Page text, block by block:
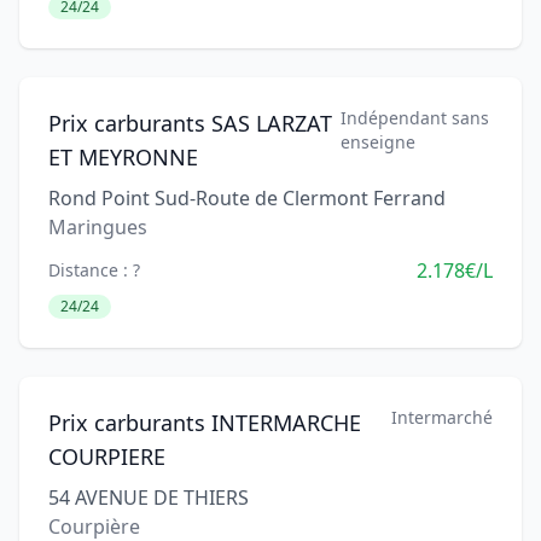
24/24
Prix carburants SAS LARZAT
ET MEYRONNE
Indépendant sans
enseigne
Rond Point Sud-Route de Clermont Ferrand
Maringues
Distance : ? 2.178€/L
24/24
Prix carburants INTERMARCHE
COURPIERE
Intermarché
54 AVENUE DE THIERS
Courpière